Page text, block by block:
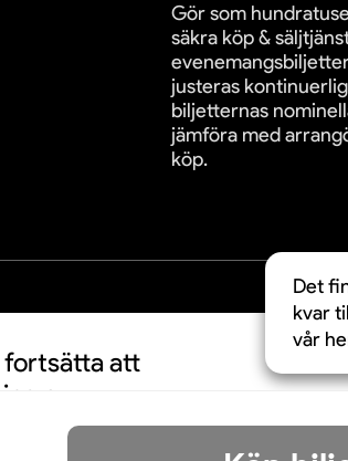
Det
kvar
vår
Gör som
säkra köp &
justeras
biljetternas
jämföra med
köp.
fortsätta att
av
Acceptera